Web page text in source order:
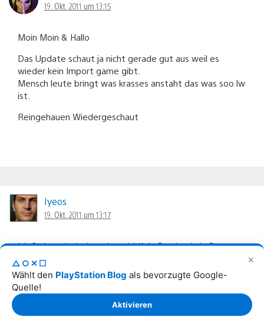
✕
△○✕☐
Wählt den PlayStation Blog als bevorzugte Google-
Quelle!
Aktivieren
19. Okt. 2011 um 13:15
Moin Moin & Hallo
Das Update schaut ja nicht gerade gut aus weil es
wieder kein Import game gibt.
Mensch leute bringt was krasses anstaht das was soo lw
ist.
Reingehauen Wiedergeschaut
Iyeos
19. Okt. 2011 um 13:17
Ich finds mal wieder schwach! Kein Payday, kein Dungeon
Defenders, kein Castlevaniia HoD DLC, der in US gleich
mit dem Spiel released wurde! Irgendwas läuft da
falsch…
Warum funktioniert das bei M$?